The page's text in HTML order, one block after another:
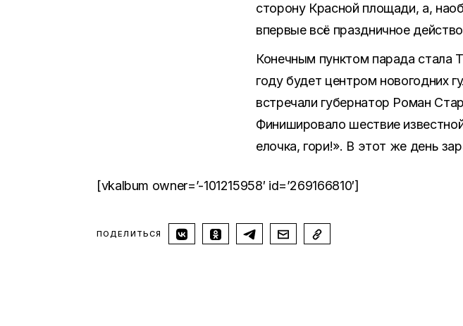
сторону Красной площади, а,
впервые всё праздничное
Конечным пунктом парада стала
году будет центром новогодних
встречали губернатор Роман
Финишировало шествие
елочка, гори!». В этот же день
[vkalbum owner=’-101215958′ id=’269166810′]
ПОДЕЛИТЬСЯ